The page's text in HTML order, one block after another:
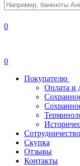
0
0
Покупателю
Оплата и
Сотрудничество
Скупка
Отзывы
Контакты